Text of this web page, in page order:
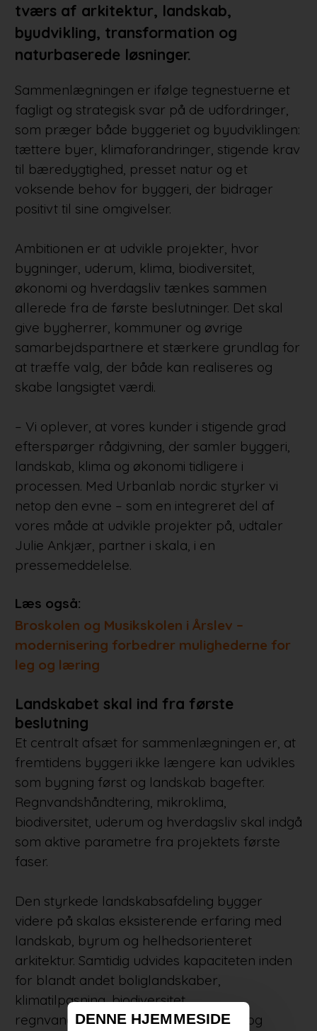
tværs af arkitektur, landskab,
byudvikling, transformation og
naturbaserede løsninger.
Sammenlægningen er ifølge tegnestuerne et
fagligt og strategisk svar på de udfordringer,
som præger både byggeriet og byudviklingen:
tættere byer, klimaforandringer, stigende krav
til bæredygtighed, presset natur og et
voksende behov for byggeri, der bidrager
positivt til sine omgivelser.
Ambitionen er at udvikle projekter, hvor
bygninger, uderum, klima, biodiversitet,
økonomi og hverdagsliv tænkes sammen
allerede fra de første beslutninger. Det skal
give bygherrer, kommuner og øvrige
samarbejdspartnere et stærkere grundlag for
at træffe valg, der både kan realiseres og
skabe langsigtet værdi.
– Vi oplever, at vores kunder i stigende grad
efterspørger rådgivning, der samler byggeri,
landskab, klima og økonomi tidligere i
processen. Med Urbanlab nordic styrker vi
netop den evne – som en integreret del af
vores måde at udvikle projekter på, udtaler
Julie Ankjær, partner i skala, i en
pressemeddelelse.
Læs også:
Broskolen og Musikskolen i Årslev –
modernisering forbedrer mulighederne for
leg og læring
Landskabet skal ind fra første
beslutning
Et centralt afsæt for sammenlægningen er, at
fremtidens byggeri ikke længere kan udvikles
som bygning først og landskab bagefter.
Regnvandshåndtering, mikroklima,
biodiversitet, uderum og hverdagsliv skal indgå
som aktive parametre fra projektets første
faser.
Den styrkede landskabsafdeling bygger
videre på skalas eksisterende erfaring med
landskab, byrum og helhedsorienteret
arkitektur. Samtidig udvides kapaciteten inden
for blandt andet boliglandskaber,
klimatilpasning, biodiversitet,
regnvandshåndtering, helhedsplaner og
DENNE HJEMMESIDE